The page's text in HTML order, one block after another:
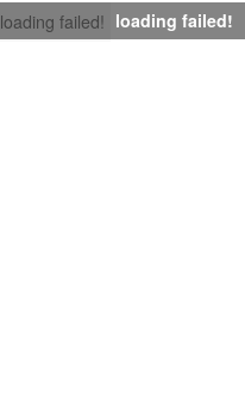
loading failed! loading failed!